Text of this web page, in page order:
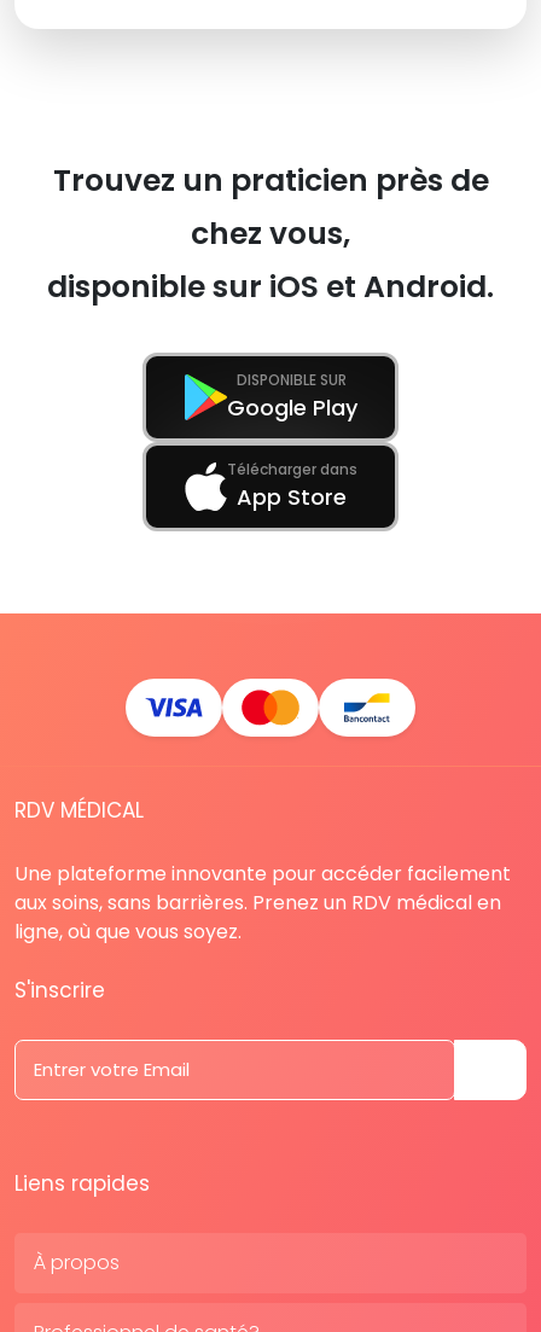
Trouvez un praticien près de
chez vous,
disponible sur iOS et Android.
DISPONIBLE SUR
Google Play
Télécharger dans
App Store
RDV MÉDICAL
Une plateforme innovante pour accéder facilement
aux soins, sans barrières. Prenez un RDV médical en
ligne, où que vous soyez.
S'inscrire
Liens rapides
À propos